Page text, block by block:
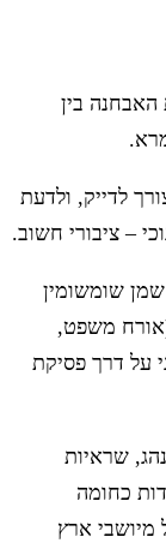
האבחנה בין
לדייק, ולדעת
– ציבורי חשוב.
שומשומין
משפט,
על דרך פסיקת
שראיות
כחומה
מיושבי ארץ